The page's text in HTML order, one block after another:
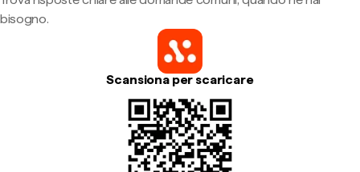
bisogno.
Scansiona per scaricare